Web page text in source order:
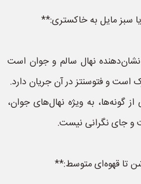
نهال سالم و جوان است
است و فتوسنتز در آن جریان دارد.
گونه‌ها، به ویژه نهال‌های جوان،
جای نگرانی نیست.